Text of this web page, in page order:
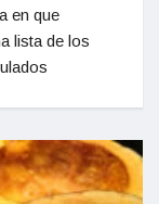
en que
lista de los